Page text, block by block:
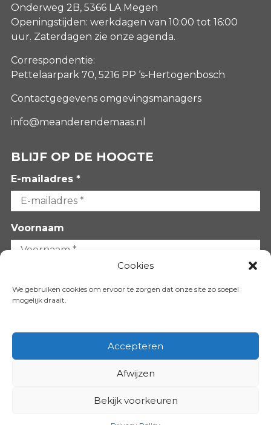
Cookies
We gebruiken cookies om ervoor te zorgen dat onze site zo soepel
mogelijk draait.
Accepteren
Afwijzen
Bekijk voorkeuren
Onderweg 2B, 5366 LA Megen
Openingstijden: werkdagen van 10:00 tot 16:00
uur. Zaterdagen zie onze agenda.
Correspondentie:
Pettelaarpark 70, 5216 PP ‘s-Hertogenbosch
Contactgegevens omgevingsmanagers
info@meanderendemaas.nl
BLIJF OP DE HOOGTE
E-mailadres *
Voornaam
VOLG ONS OP: